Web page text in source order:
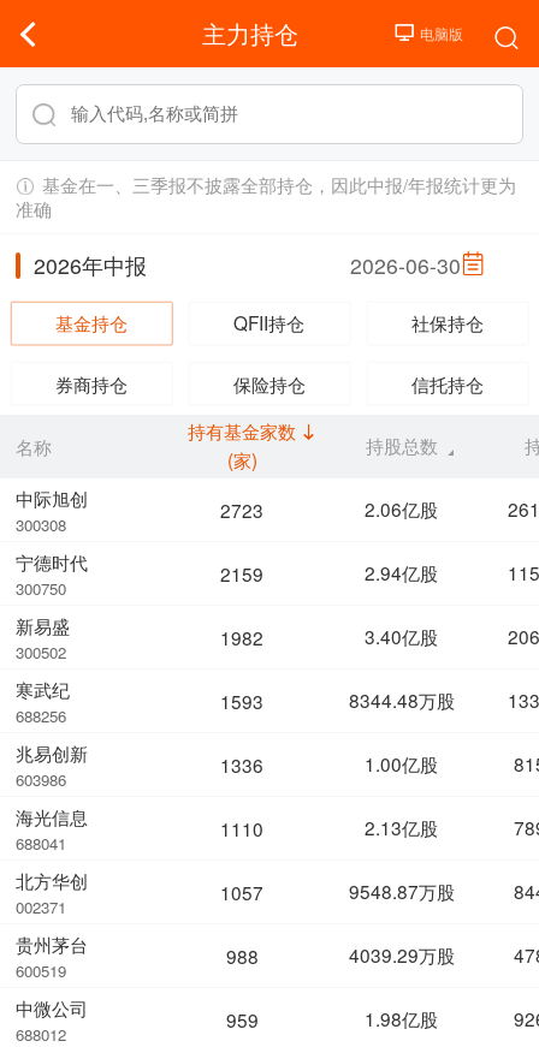
主力持仓
基金在一、三季报不披露全部持仓，因此中报/年报统计更为
准确
2026年中报 2026-06-30
基金持仓 QFII持仓 社保持仓
券商持仓 保险持仓 信托持仓
名称
中际旭创
300308
宁德时代
300750
新易盛
300502
寒武纪
688256
兆易创新
603986
海光信息
688041
北方华创
002371
贵州茅台
600519
中微公司
688012
持有基金家数
(家)
持股总数
2723 2.06亿股
2159 2.94亿股
1982 3.40亿股
1593 8344.48万股
1336 1.00亿股
1110 2.13亿股
1057 9548.87万股
988 4039.29万股
959 1.98亿股